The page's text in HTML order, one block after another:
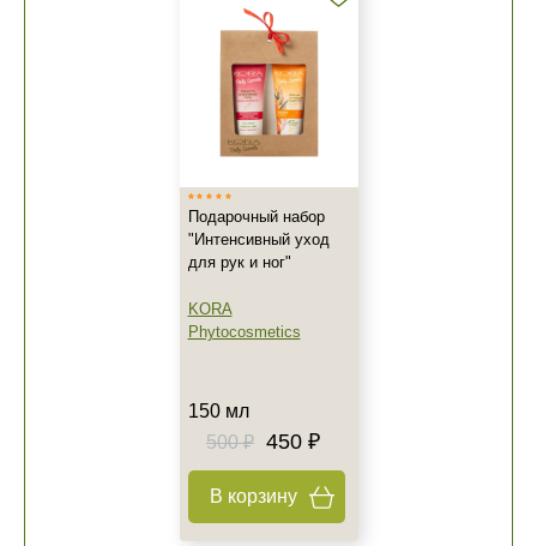
Подарочный набор
"Интенсивный уход
для рук и ног"
KORA
Phytocosmetics
150 мл
500 ₽ 450 ₽
В корзину